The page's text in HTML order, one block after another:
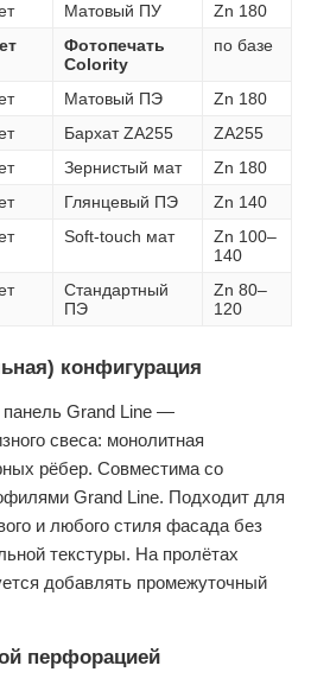
Матовый ПУ
Zn 180
Фотопечать
Colority
по базе
Матовый ПЭ
Zn 180
Бархат ZA255
ZA255
Зернистый мат
Zn 180
Глянцевый ПЭ
Zn 140
Soft-touch мат
Zn 100–
140
Стандартный
ПЭ
Zn 80–
120
конфигурация
панель Grand Line —
свеса: монолитная
рёбер. Совместима со
Grand Line. Подходит для
и любого стиля фасада без
текстуры. На пролётах
добавлять промежуточный
перфорацией